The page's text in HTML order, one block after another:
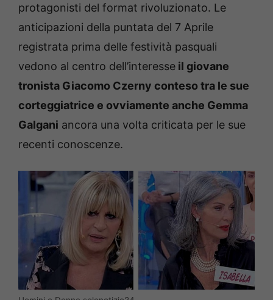
protagonisti del format rivoluzionato. Le
anticipazioni della puntata del 7 Aprile
registrata prima delle festività pasquali
vedono al centro dell’interesse il giovane
tronista Giacomo Czerny conteso tra le sue
corteggiatrice e ovviamente anche Gemma
Galgani ancora una volta criticata per le sue
recenti conoscenze.